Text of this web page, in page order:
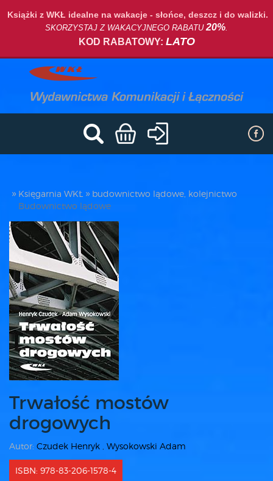
Książki z WKŁ idealne na wakacje - słońce, deszcz i do walizki.
SKORZYSTAJ Z WAKACYJNEGO RABATU20%.
KOD RABATOWY: LATO
Księgarnia WKŁ
budownictwo lądowe, kolejnictwo
Budownictwo lądowe
Trwałość mostów
drogowych
Autor: Czudek Henryk Wysokowski Adam
ISBN: 978-83-206-1578-4